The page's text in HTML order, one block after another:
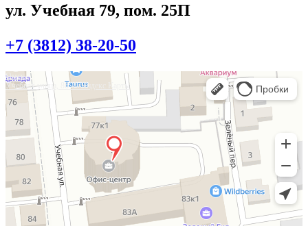
ул. Учебная 79, пом. 25П
+7 (3812) 38-20-50
Омск
Учебная улица, 86 — Яндекс.Карты